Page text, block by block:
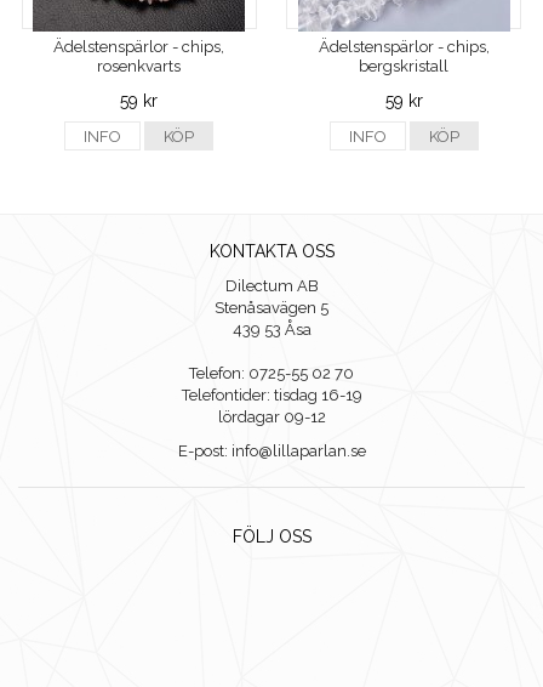
Ädelstenspärlor - chips,
rosenkvarts
59 kr
INFO KÖP
Ädelstenspärlor - chips,
bergskristall
59 kr
INFO KÖP
KONTAKTA OSS
Dilectum AB
Stenåsavägen 5
439 53 Åsa
Telefon: 0725-55 02 70
Telefontider: tisdag 16-19
lördagar 09-12
E-post: info@lillaparlan.se
FÖLJ OSS